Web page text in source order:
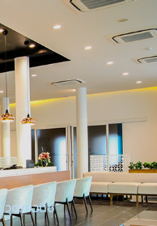
17.00 / อาทิตย์ 09.00-
608-0022
วุฒยวนิช